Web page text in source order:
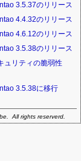
3.5.37のリリース
4.4.32のリリース
4.6.12のリリース
3.5.38のリリース
ュリティの脆弱性
3.5.38に移行
All rights reserverd.